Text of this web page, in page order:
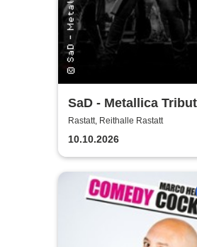
SaD - Metallica
Rastatt, Reithalle Rastatt
10.10.2026